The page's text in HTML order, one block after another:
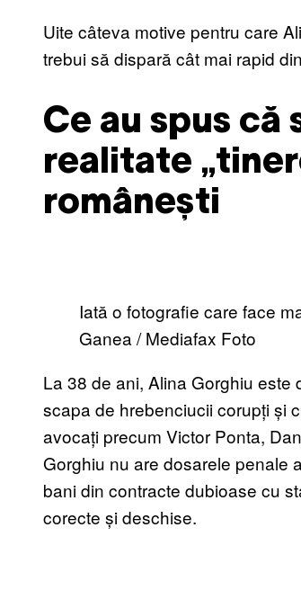
Uite câteva motive pentru care
trebui să dispară cât mai rapid
Ce au spus că
realitate
românești
Iată o fotografie care face
Ganea / Mediafax Foto
La 38 de ani, Alina Gorghiu
scapa de hrebenciucii corupți și
avocați precum Victor Ponta,
Gorghiu nu are dosarele penale
bani din contracte dubioase cu
corecte și deschise.